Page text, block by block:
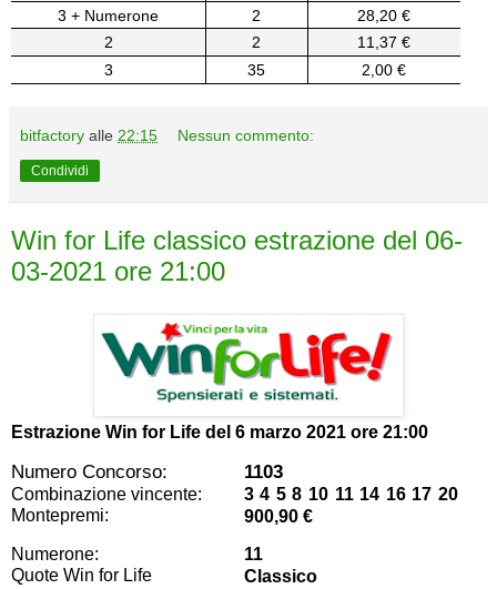
3 + Numerone
2
28,20 €
2
2
11,37 €
3
35 2,00 €
bitfactory alle 22:15 Nessun commento:
Condividi
Win for Life classico estrazione del 06-
03-2021 ore 21:00
Estrazione Win for Life del 6 marzo 2021 ore 21:00
Numero Concorso: 1103
Combinazione vincente:
3 4 5 8 10 11 14 16 17 20
Montepremi:
900,90 €
Numerone:
11
Quote Win for Life
Classico